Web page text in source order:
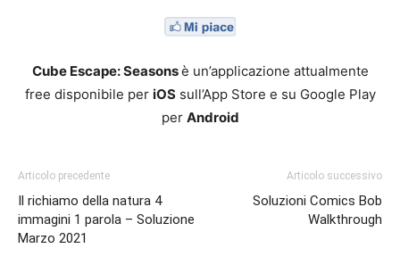
Cube Escape: Seasonsè un’applicazione attualmente
free disponibile per iOSsull’App Store e su Google Play
per Android
Articolo precedente
Il richiamo della natura 4
immagini 1 parola – Soluzione
Marzo 2021
Articolo successivo
Soluzioni Comics Bob
Walkthrough